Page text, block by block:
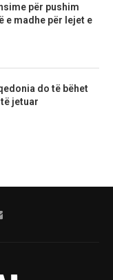
për pushim
e madhe për lejet e
do të bëhet
jetuar